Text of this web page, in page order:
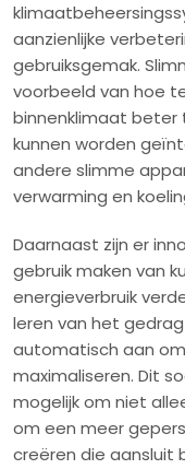
aanzienlijke
gebruiksgemak.
voorbeeld van hoe
binnenklimaat beter
kunnen worden
andere slimme
verwarming en
Daarnaast zijn er
gebruik maken van
energieverbruik
leren van het
automatisch aan
maximaliseren. Dit
mogelijk om niet
om een meer
creëren die aansluit